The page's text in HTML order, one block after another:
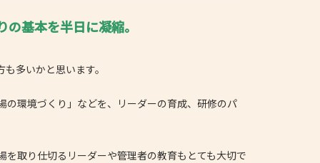
基本を半日に凝縮。
多いかと思います。
環境づくり」などを、リーダーの育成、研修のパ
取り仕切るリーダーや管理者の教育もとても大切で